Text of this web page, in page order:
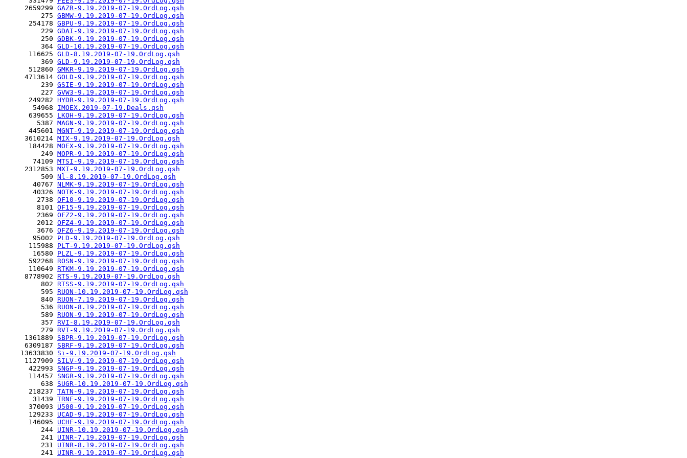
     2659299
GAZR-9.19.2019-07-19.OrdLog.qsh
         275
GBMW-9.19.2019-07-19.OrdLog.qsh
      254178
GBPU-9.19.2019-07-19.OrdLog.qsh
         229
GDAI-9.19.2019-07-19.OrdLog.qsh
         250
GDBK-9.19.2019-07-19.OrdLog.qsh
         364
GLD-10.19.2019-07-19.OrdLog.qsh
      116625
GLD-8.19.2019-07-19.OrdLog.qsh
         369
GLD-9.19.2019-07-19.OrdLog.qsh
      512860
GMKR-9.19.2019-07-19.OrdLog.qsh
     4713614
GOLD-9.19.2019-07-19.OrdLog.qsh
         239
GSIE-9.19.2019-07-19.OrdLog.qsh
         227
GVW3-9.19.2019-07-19.OrdLog.qsh
      249282
HYDR-9.19.2019-07-19.OrdLog.qsh
       54968
IMOEX.2019-07-19.Deals.qsh
      639655
LKOH-9.19.2019-07-19.OrdLog.qsh
        5387
MAGN-9.19.2019-07-19.OrdLog.qsh
      445601
MGNT-9.19.2019-07-19.OrdLog.qsh
     3610214
MIX-9.19.2019-07-19.OrdLog.qsh
      184428
MOEX-9.19.2019-07-19.OrdLog.qsh
         249
MOPR-9.19.2019-07-19.OrdLog.qsh
       74109
MTSI-9.19.2019-07-19.OrdLog.qsh
     2312853
MXI-9.19.2019-07-19.OrdLog.qsh
         509
Nl-8.19.2019-07-19.OrdLog.qsh
       40767
NLMK-9.19.2019-07-19.OrdLog.qsh
       40326
NOTK-9.19.2019-07-19.OrdLog.qsh
        2738
OF10-9.19.2019-07-19.OrdLog.qsh
        8101
OF15-9.19.2019-07-19.OrdLog.qsh
        2369
OFZ2-9.19.2019-07-19.OrdLog.qsh
        2012
OFZ4-9.19.2019-07-19.OrdLog.qsh
        3676
OFZ6-9.19.2019-07-19.OrdLog.qsh
       95002
PLD-9.19.2019-07-19.OrdLog.qsh
      115988
PLT-9.19.2019-07-19.OrdLog.qsh
       16580
PLZL-9.19.2019-07-19.OrdLog.qsh
      592268
ROSN-9.19.2019-07-19.OrdLog.qsh
      110649
RTKM-9.19.2019-07-19.OrdLog.qsh
     8778902
RTS-9.19.2019-07-19.OrdLog.qsh
         802
RTSS-9.19.2019-07-19.OrdLog.qsh
         595
RUON-10.19.2019-07-19.OrdLog.qsh
         840
RUON-7.19.2019-07-19.OrdLog.qsh
         536
RUON-8.19.2019-07-19.OrdLog.qsh
         589
RUON-9.19.2019-07-19.OrdLog.qsh
         357
RVI-8.19.2019-07-19.OrdLog.qsh
         279
RVI-9.19.2019-07-19.OrdLog.qsh
     1361889
SBPR-9.19.2019-07-19.OrdLog.qsh
     6309187
SBRF-9.19.2019-07-19.OrdLog.qsh
    13633830
Si-9.19.2019-07-19.OrdLog.qsh
     1127909
SILV-9.19.2019-07-19.OrdLog.qsh
      422993
SNGP-9.19.2019-07-19.OrdLog.qsh
      114457
SNGR-9.19.2019-07-19.OrdLog.qsh
         638
SUGR-10.19.2019-07-19.OrdLog.qsh
      218237
TATN-9.19.2019-07-19.OrdLog.qsh
       31439
TRNF-9.19.2019-07-19.OrdLog.qsh
      370093
U500-9.19.2019-07-19.OrdLog.qsh
      129233
UCAD-9.19.2019-07-19.OrdLog.qsh
      146095
UCHF-9.19.2019-07-19.OrdLog.qsh
         244
UINR-10.19.2019-07-19.OrdLog.qsh
         241
UINR-7.19.2019-07-19.OrdLog.qsh
         231
UINR-8.19.2019-07-19.OrdLog.qsh
         241
UINR-9.19.2019-07-19.OrdLog.qsh